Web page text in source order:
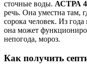
сточные воды. АСТРА
речь. Она уместна там,
сорока человек. Из года
она может
непогода, мороз.
Как получить